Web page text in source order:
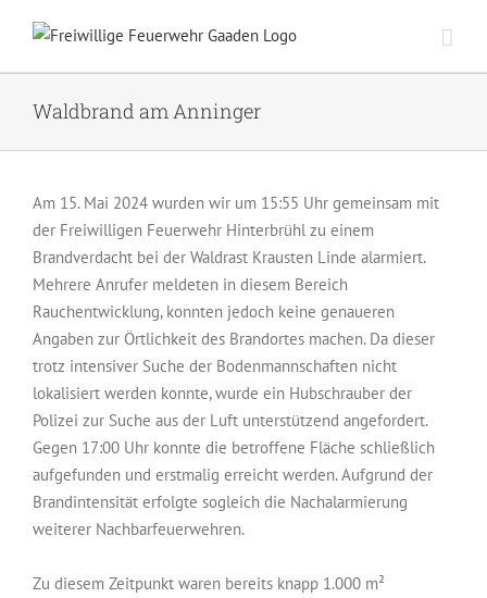
Inhalt
springen
Waldbrand am Anninger
Am 15. Mai 2024 wurden wir um 15:55 Uhr gemeinsam mit
der Freiwilligen Feuerwehr Hinterbrühl zu einem
Brandverdacht bei der Waldrast Krausten Linde alarmiert.
Mehrere Anrufer meldeten in diesem Bereich
Rauchentwicklung, konnten jedoch keine genaueren
Angaben zur Örtlichkeit des Brandortes machen. Da dieser
trotz intensiver Suche der Bodenmannschaften nicht
lokalisiert werden konnte, wurde ein Hubschrauber der
Polizei zur Suche aus der Luft unterstützend angefordert.
Gegen 17:00 Uhr konnte die betroffene Fläche schließlich
aufgefunden und erstmalig erreicht werden. Aufgrund der
Brandintensität erfolgte sogleich die Nachalarmierung
weiterer Nachbarfeuerwehren.
Zu diesem Zeitpunkt waren bereits knapp 1.000 m²